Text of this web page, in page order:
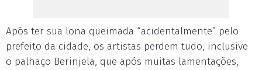
Após ter sua lona queimada “acidentalmente” pelo
prefeito da cidade, os artistas perdem tudo, inclusive
o palhaço Berinjela, que após muitas lamentações,